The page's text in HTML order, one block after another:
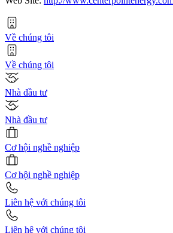
Về chúng tôi
Về chúng tôi
Nhà đầu tư
Nhà đầu tư
Cơ hội nghề nghiệp
Cơ hội nghề nghiệp
Liên hệ với chúng tôi
Liên hệ với chúng tôi